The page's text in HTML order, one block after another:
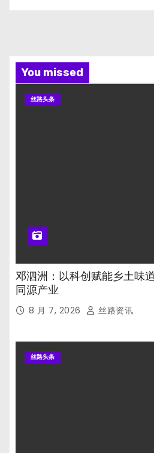
You missed
丝路头条
邓泗洲：以科创赋能乡土味
同源产业
8 月 7, 2026 丝路资讯
丝路头条